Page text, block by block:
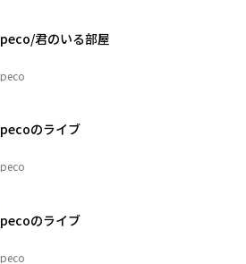
peco/君のいる部屋
peco
pecoのライブ
peco
pecoのライブ
peco